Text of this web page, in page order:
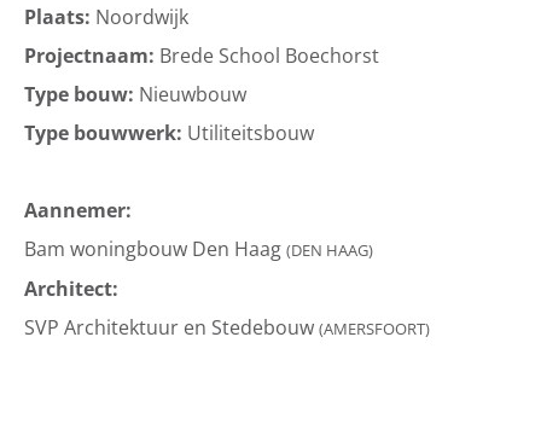
Plaats: Noordwijk
Projectnaam: Brede School Boechorst
Type bouw: Nieuwbouw
Type bouwwerk: Utiliteitsbouw
Aannemer:
Bam woningbouw Den Haag (DEN HAAG)
Architect:
SVP Architektuur en Stedebouw (AMERSFOORT)